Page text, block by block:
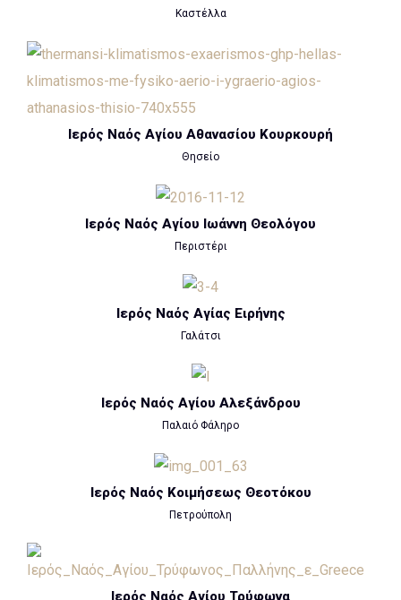
Καστέλλα
Ιερός Ναός Αγίου Αθανασίου Κουρκουρή
Θησείο
Ιερός Ναός Αγίου Ιωάννη Θεολόγου
Περιστέρι
Ιερός Ναός Αγίας Ειρήνης
Γαλάτσι
Ιερός Ναός Αγίου Αλεξάνδρου
Παλαιό Φάληρο
Ιερός Ναός Κοιμήσεως Θεοτόκου
Πετρούπολη
Ιερός Ναός Αγίου Τρύφωνα